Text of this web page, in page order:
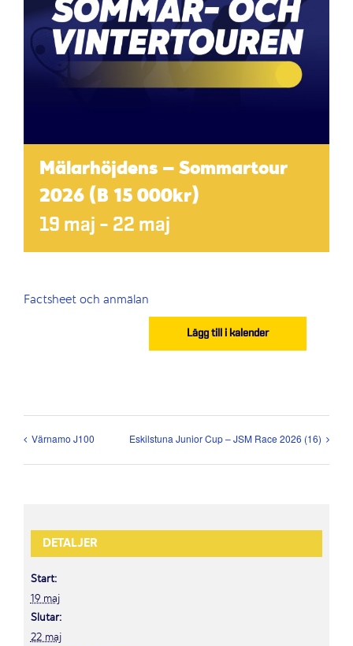
Mälarhöjdens – Sommartour
2026 (B 15 000kr)
19 maj – 22 maj
Factsheet och anmälan
Lägg till i kalender
Värnamo J100 Eskilstuna Junior Cup – JSM Race 2026 (16)
DETALJER
Start:
19 maj
Slutar:
22 maj